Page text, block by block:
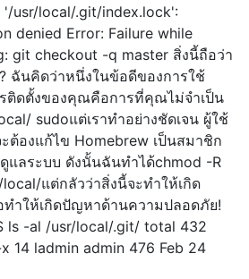
usr/local/.git/index.lock':
denied Error: Failure while
git checkout -q master สิ่งนี้ถือว่า
ฉันคิดว่าหนึ่งในข้อดีของการใช้
ติดตั้งของคุณคือการที่คุณไม่จำเป็น
sudoแต่เราทำอย่างชัดเจน ผู้ใช้
ต้องแก้ไข Homebrew เป็นสมาชิก
แลระบบ ดังนั้นฉันทำได้chmod -R
แต่กลัวว่าสิ่งนี้จะทำให้เกิด
ำให้เกิดปัญหาด้านความปลอดภัย!
ls -al /usr/local/.git/ total 432
14 ladmin admin 476 Feb 24